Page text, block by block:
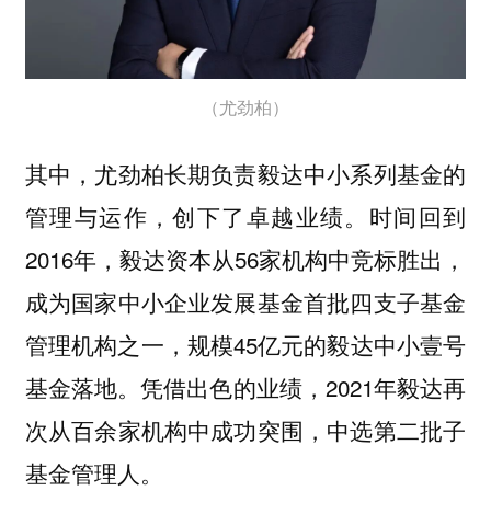
（尤劲柏）
其中，尤劲柏长期负责毅达中小系列基金的
管理与运作，创下了卓越业绩。时间回到
2016年，毅达资本从56家机构中竞标胜出，
成为国家中小企业发展基金首批四支子基金
管理机构之一，规模45亿元的毅达中小壹号
基金落地。凭借出色的业绩，2021年毅达再
次从百余家机构中成功突围，中选第二批子
基金管理人。